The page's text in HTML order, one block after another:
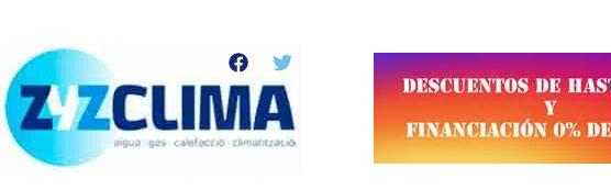
contenido
F
a
c
e
b
o
T
w
i
t
t
e